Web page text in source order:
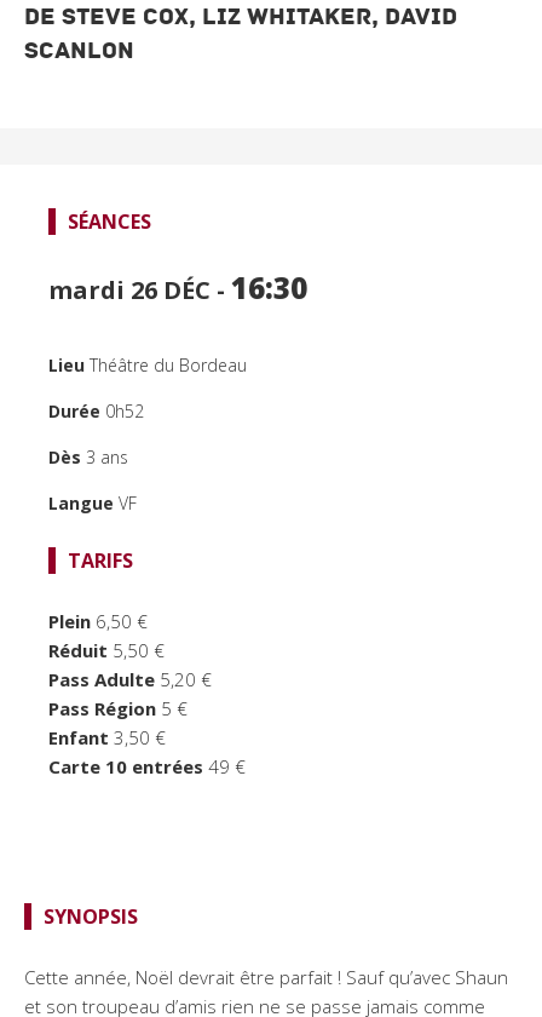
SPECTACLES
De Steve Cox, Liz Whitaker, David
Scanlon
SÉANCES
mardi 26 DÉC - 16:30
Lieu Théâtre du Bordeau
Durée 0h52
Dès 3 ans
Langue VF
TARIFS
Plein 6,50 €
Réduit 5,50 €
Pass Adulte 5,20 €
Pass Région 5 €
Enfant 3,50 €
Carte 10 entrées 49 €
SYNOPSIS
Cette année, Noël devrait être parfait ! Sauf qu’avec Shaun
et son troupeau d’amis rien ne se passe jamais comme